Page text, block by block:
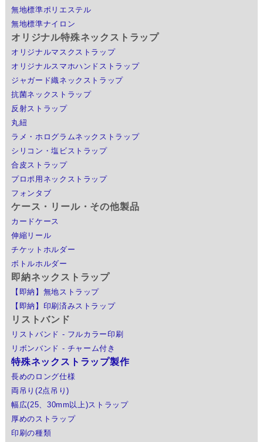
無地標準ポリエステル
無地標準ナイロン
オリジナル特殊ネックストラップ
オリジナルマスクストラップ
オリジナルスマホハンドストラップ
ジャガード織ネックストラップ
抗菌ネックストラップ
反射ストラップ
丸紐
ラメ・ホログラムネックストラップ
シリコン・塩ビストラップ
合皮ストラップ
プロポ用ネックストラップ
フォンタブ
ケース・リール・その他製品
カードケース
伸縮リール
チケットホルダー
ボトルホルダー
即納ネックストラップ
【即納】無地ストラップ
【即納】印刷済みストラップ
リストバンド
リストバンド - フルカラー印刷
リボンバンド - チャーム付き
特殊ネックストラップ製作
長めのロング仕様
両吊り(2点吊り)
幅広(25、30mm以上)ストラップ
厚めのストラップ
印刷の種類